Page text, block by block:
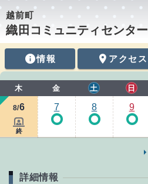
越前町
織田コミュニティセンター
info情報 place アクセス
情報
木 金 土 日
8/6
contact_reservation
終
7
trip_origin
8
trip_origin
9
trip_origin
arrow_right
詳細情報